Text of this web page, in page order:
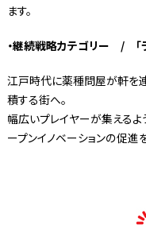
ます。
・継続戦略カテゴリー / 「
江戸時代に薬種問屋が軒を
積する街へ。
幅広いプレイヤーが集えるよ
ープンイノベーションの促進